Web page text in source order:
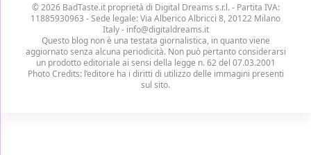
© 2026 BadTaste.it proprietà di Digital Dreams s.r.l.- Partita IVA:
11885930963 - Sede legale: Via Alberico Albricci 8, 20122 Milano
Italy - info@digitaldreams.it
Questo blog non è una testata giornalistica, in quanto viene
aggiornato senza alcuna periodicità. Non può pertanto considerarsi
un prodotto editoriale ai sensi della legge n. 62 del 07.03.2001
Photo Credits: l’editore ha i diritti di utilizzo delle immagini presenti
sul sito.